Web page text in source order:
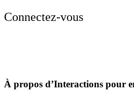
Connectez-vous
À propos d’Interactions pour